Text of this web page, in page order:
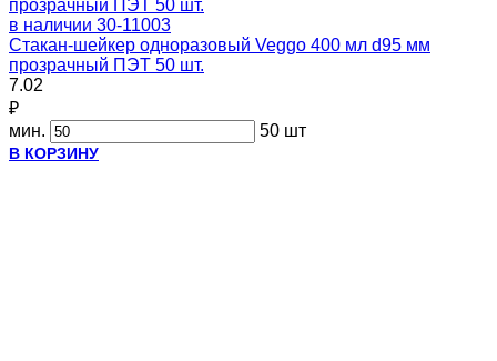
в наличии 30-11003
Стакан-шейкер одноразовый Veggo 400 мл d95 мм
прозрачный ПЭТ 50 шт.
7.02
₽
мин.
50 шт
В КОРЗИНУ